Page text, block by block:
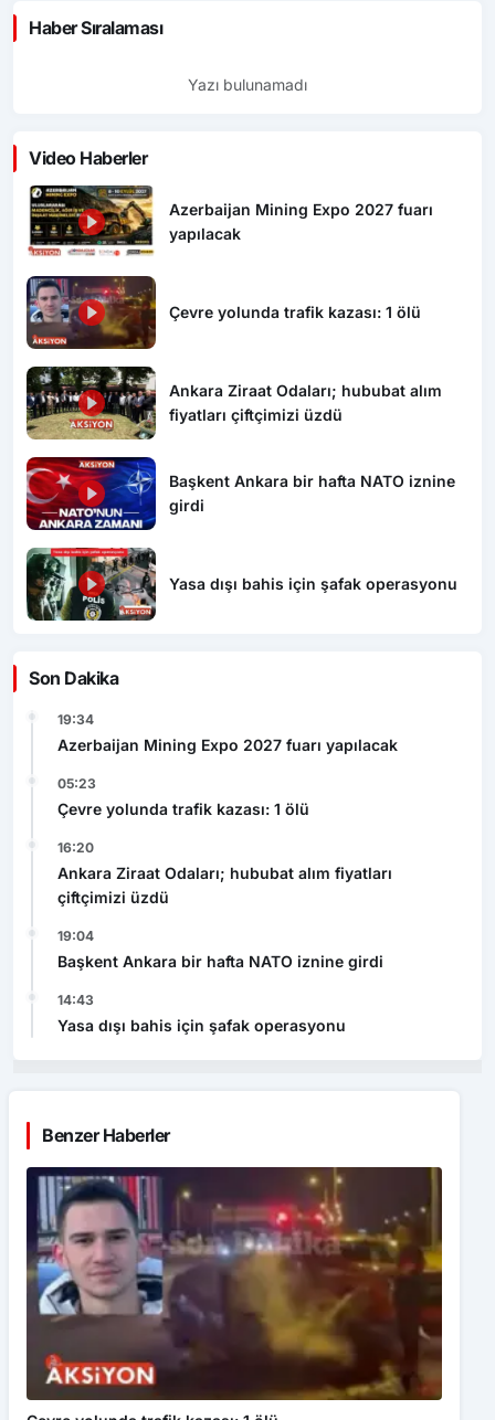
Haber Sıralaması
Yazı bulunamadı
Video Haberler
Azerbaijan Mining Expo 2027 fuarı
yapılacak
Çevre yolunda trafik kazası: 1 ölü
Ankara Ziraat Odaları; hububat alım
fiyatları çiftçimizi üzdü
Başkent Ankara bir hafta NATO iznine
girdi
Yasa dışı bahis için şafak operasyonu
Son Dakika
19:34
Azerbaijan Mining Expo 2027 fuarı yapılacak
05:23
Çevre yolunda trafik kazası: 1 ölü
16:20
Ankara Ziraat Odaları; hububat alım fiyatları
çiftçimizi üzdü
19:04
Başkent Ankara bir hafta NATO iznine girdi
14:43
Yasa dışı bahis için şafak operasyonu
Benzer Haberler